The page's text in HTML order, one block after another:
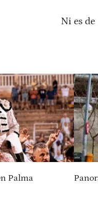
Ni es
Palma